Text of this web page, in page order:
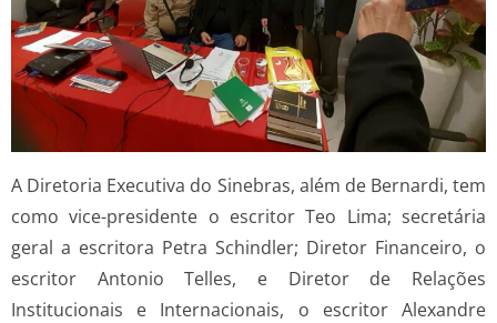
A Diretoria Executiva do Sinebras, além de Bernardi, tem
como vice-presidente o escritor Teo Lima; secretária
geral a escritora Petra Schindler; Diretor Financeiro, o
escritor Antonio Telles, e Diretor de Relações
Institucionais e Internacionais, o escritor Alexandre